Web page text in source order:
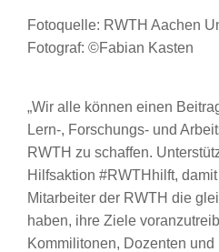
Fotoquelle: RWTH Aachen
Fotograf: ©Fabian Kasten
„Wir alle können einen
Lern-, Forschungs- und
RWTH zu schaffen.
Hilfsaktion #RWTHhilft,
Mitarbeiter der RWTH die
haben, ihre Ziele
Kommilitonen, Dozenten